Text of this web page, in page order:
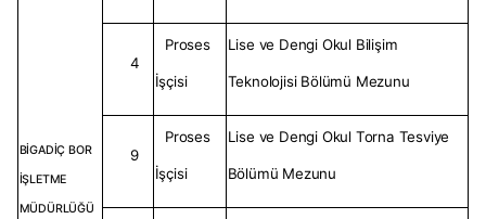
BİGADİÇ BOR
İŞLETME
MÜDÜRLÜĞÜ
4
Proses
İşçisi
Lise ve Dengi Okul Bilişim
Teknolojisi Bölümü Mezunu
9
Proses
İşçisi
Lise ve Dengi Okul Torna Tesviye
Bölümü Mezunu